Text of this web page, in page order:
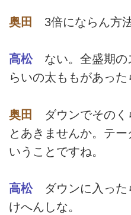
奥田 3倍にならん方
高松ない。全盛期の
らいの太ももがあった
奥田
ダウンでそのく
とあきませんか。テ
いうことですね。
高松ダウンに入った
けへんしな。